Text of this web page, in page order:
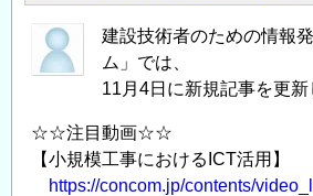
係
る
究
（2026
建設技術者のための情報
ム」では、
11月4日に新規記事を更新
☆☆注目動画☆☆
【小規模工事におけるICT活用】
https://concom.jp/contents/